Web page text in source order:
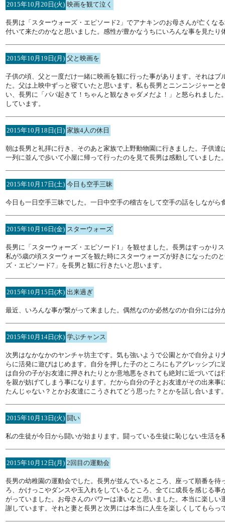
2015年10月20日(火) 映画を観て泣く
長男は「スターウォーズ・エピソード2」でアナキンのお母さんが亡くな
付いて来たのかなと思いました。感性が豊かなうちにいろんな事を見たり
2015年10月19日(月) 父と映画を
子供の頃、父と一度だけ一緒に映画を観に行った事があります。それは
た。父は上映中ずっと寝ていたと思います。私も長男とニンニンジャー
い、長男に「パパ起きて！ちゃんと観なきゃダメだよ！」と怒られまし
しています。
2015年10月18日(日) 家族4人の休日
朝は長男と礼拝に行き、そのあと家族で上野動物園に行きました。子供
一列に並んで歩いて小屋に帰って行ったのを見て長男は感動していまし
2015年10月17日(土) 今日も空手三昧
今日も一日空手三昧でした。一日中空手の稽古をして空手の話をしながら
2015年10月16日(金) スターウォーズ
長男に「スターウォーズ・エピソード1」を観せました。長男はすっかり
私が5歳の頃スターウォーズを観た時にスターウォーズが好きになったの
ズ・エピソード7」を長男と観に行きたいと思います。
2015年10月15日(木) 出来過ぎ
最近、いろんな事が繋がって来ました。偶然なのか必然なのか自分には
2015年10月14日(水) 学ぶチャンス
次男はなかなかのヤンチャ坊主です。気も強いようで公園とかで自分よ
らに活発に遊びはじめます。自分を押した子のところにもアグレッシブ
は自分の子がお友達に押されたりとか意地悪をされても絶対に近づいて
を親が妨げてしまう事になります。だから自分の子とお友達がその出来
たんじゃない？とかお友達にこうされてどう思った？とかを話し合いま
2015年10月13日(火) 闘い
私の生徒が今日から闘いが始まります。闘っている生徒に恥じない生活を
2015年10月12日(月) 2回目の運動会
長男の幼稚園の運動会でした。長男が並んでいるところ、座って順番を
ろ、かけっこやダンスや玉入れをしているところ、全てに成長を感じる
がっていました。お母さんのパワーは凄いなと思いました。本当に楽し
謝しています。それと妻と長男と次男には本当に人生を楽しくしてもらっ